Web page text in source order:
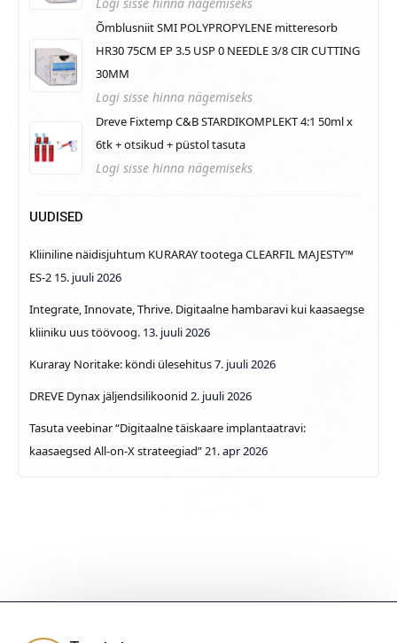
Logi sisse hinna nägemiseks
Õmblusniit SMI POLYPROPYLENE mitteresorb
HR30 75CM EP 3.5 USP 0 NEEDLE 3/8 CIR CUTTING
30MM
Logi sisse hinna nägemiseks
Dreve Fixtemp C&B STARDIKOMPLEKT 4:1 50ml x
6tk + otsikud + püstol tasuta
Logi sisse hinna nägemiseks
UUDISED
Kliiniline näidisjuhtum KURARAY tootega CLEARFIL MAJESTY™
ES-2 15. juuli 2026
Integrate, Innovate, Thrive. Digitaalne hambaravi kui kaasaegse
kliiniku uus töövoog. 13. juuli 2026
Kuraray Noritake: köndi ülesehitus7. juuli 2026
DREVE Dynax jäljendsilikoonid 2. juuli 2026
Tasuta veebinar “Digitaalne täiskaare implantaatravi:
kaasaegsed All-on-X strateegiad”21. apr 2026